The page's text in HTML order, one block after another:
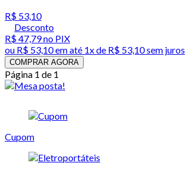
R$ 53,10
Desconto
R$ 47,79no PIX
ou R$ 53,10em até 1x de R$ 53,10sem juros
COMPRAR AGORA
Página 1 de 1
Cupom